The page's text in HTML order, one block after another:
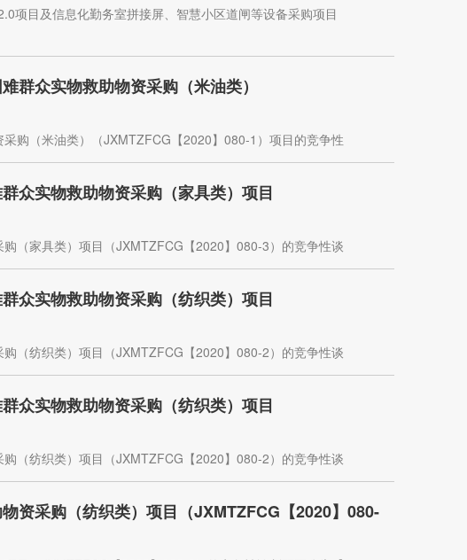
项目及信息化勤务室拼接屏、智慧小区道闸等设备采购项目
群众实物救助物资采购（米油类）
购（米油类）（JXMTZFCG【2020】080-1）项目的竞争性
众实物救助物资采购（家具类）项目
（家具类）项目（JXMTZFCG【2020】080-3）的竞争性谈
众实物救助物资采购（纺织类）项目
（纺织类）项目（JXMTZFCG【2020】080-2）的竞争性谈
众实物救助物资采购（纺织类）项目
（纺织类）项目（JXMTZFCG【2020】080-2）的竞争性谈
资采购（纺织类）项目（JXMTZFCG【2020】080-